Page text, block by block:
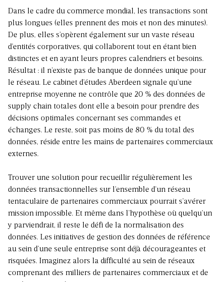
Dans le cadre du commerce mondial, les transactions sont
plus longues (elles prennent des mois et non des minutes).
De plus, elles s’opèrent également sur un vaste réseau
d’entités corporatives, qui collaborent tout en étant bien
distinctes et en ayant leurs propres calendriers et besoins.
Résultat : il n’existe pas de banque de données unique pour
le réseau. Le cabinet d’études Aberdeen signale qu’une
entreprise moyenne ne contrôle que 20 % des données de
supply chain totales dont elle a besoin pour prendre des
décisions optimales concernant ses commandes et
échanges. Le reste, soit pas moins de 80 % du total des
données, réside entre les mains de partenaires commerciaux
externes.
Trouver une solution pour recueillir régulièrement les
données transactionnelles sur l’ensemble d’un réseau
tentaculaire de partenaires commerciaux pourrait s’avérer
mission impossible. Et même dans l’hypothèse où quelqu’un
y parviendrait, il reste le défi de la normalisation des
données. Les initiatives de gestion des données de référence
au sein d’une seule entreprise sont déjà décourageantes et
risquées. Imaginez alors la difficulté au sein de réseaux
comprenant des milliers de partenaires commerciaux et de